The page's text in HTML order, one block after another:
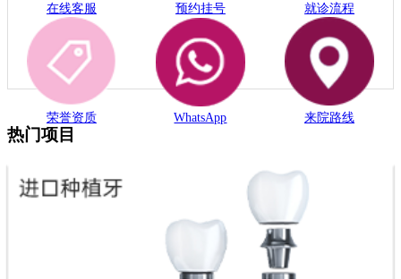
在线客服 预约挂号 就诊流程
荣誉资质 WhatsApp 来院路线
热门项目